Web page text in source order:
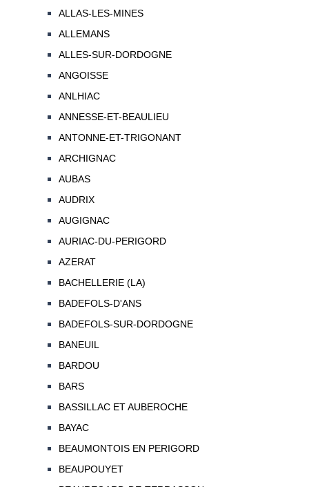
ALLAS-LES-MINES
ALLEMANS
ALLES-SUR-DORDOGNE
ANGOISSE
ANLHIAC
ANNESSE-ET-BEAULIEU
ANTONNE-ET-TRIGONANT
ARCHIGNAC
AUBAS
AUDRIX
AUGIGNAC
AURIAC-DU-PERIGORD
AZERAT
BACHELLERIE (LA)
BADEFOLS-D'ANS
BADEFOLS-SUR-DORDOGNE
BANEUIL
BARDOU
BARS
BASSILLAC ET AUBEROCHE
BAYAC
BEAUMONTOIS EN PERIGORD
BEAUPOUYET